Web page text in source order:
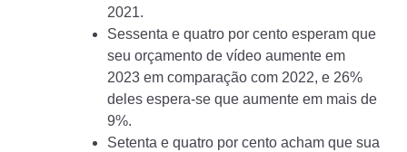
2021.
Sessenta e quatro por cento esperam que
seu orçamento de vídeo aumente em
2023 em comparação com 2022, e 26%
deles espera-se que aumente em mais de
9%.
Setenta e quatro por cento acham que sua